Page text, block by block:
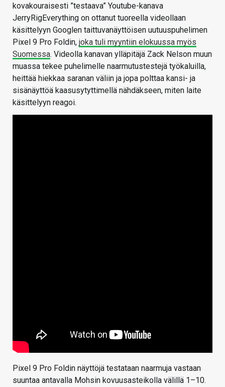
kovakouraisesti ”testaava” Youtube-kanava
JerryRigEverything on ottanut tuoreella videollaan
käsittelyyn Googlen taittuvanäyttöisen uutuuspuhelimen
Pixel 9 Pro Foldin, joka tuli myyntiin elokuussa myös
Suomessa. Videolla kanavan ylläpitäjä Zack Nelson muun
muassa tekee puhelimelle naarmutustestejä työkaluilla,
heittää hiekkaa saranan väliin ja jopa polttaa kansi- ja
sisänäyttöä kaasusytyttimellä nähdäkseen, miten laite
käsittelyyn reagoi.
Pixel 9 Pro Foldin näyttöjä testataan naarmuja vastaan
suuntaa antavalla Mohsin kovuusasteikolla välillä 1–10.